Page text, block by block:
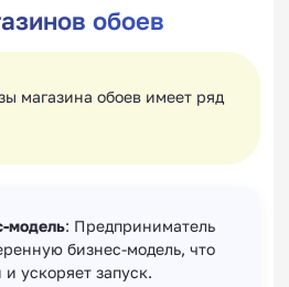
обоев
магазина обоев имеет ряд
модель: Предприниматель
бизнес-модель, что
ускоряет запуск.